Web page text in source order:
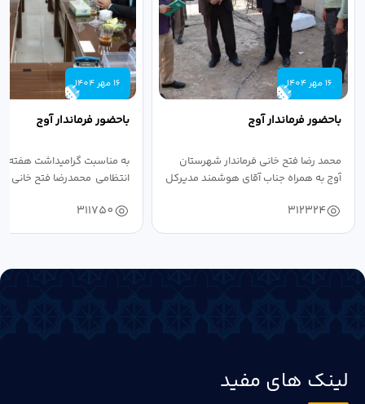
16 مهر 1404
باحضور فرماندار آوج
محمد رضا فتح خانی فرماندار شهرستان
آوج به همراه جناب آقای هوشمند مدیرکل
312324
16 مهر 1404
باحضور فرماندار آوج
به مناسبت گرامیداشت هفته
انتظامی محمدرضا فتح خانی
311750
لینک های مفید